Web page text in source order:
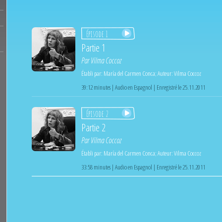
Épisode 1
Partie 1
ParVilma Coccoz
Établi par: María del Carmen Conca;Auteur:Vilma Coccoz
39:12 minutes | Audio en Espagnol | Enregistré le 25.11.2011
Épisode 2
Partie 2
ParVilma Coccoz
Établi par: María del Carmen Conca;Auteur:Vilma Coccoz
33:58 minutes | Audio en Espagnol | Enregistré le 25.11.2011